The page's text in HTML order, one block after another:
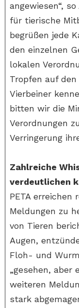
angewiesen“,
für tierische
begrüßen jede
den einzelnen
lokalen
Tropfen auf
Vierbeiner
bitten wir die
Verordnungen
Verringerung
Zahlreiche
verdeutlichen
PETA
Meldungen zu
von Tieren
Augen,
Floh- und
„gesehen, aber
weiteren
stark